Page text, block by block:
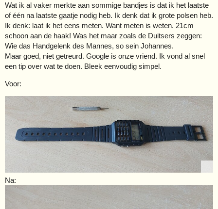
Wat ik al vaker merkte aan sommige bandjes is dat ik het laatste
of één na laatste gaatje nodig heb. Ik denk dat ik grote polsen heb.
Ik denk: laat ik het eens meten. Want meten is weten. 21cm
schoon aan de haak! Was het maar zoals de Duitsers zeggen:
Wie das Handgelenk des Mannes, so sein Johannes.
Maar goed, niet getreurd. Google is onze vriend. Ik vond al snel
een tip over wat te doen. Bleek eenvoudig simpel.
Voor:
Na: